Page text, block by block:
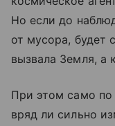
Но если до
от мусора, будет
вызвала Земля, а
При этом само по
вряд ли сильно